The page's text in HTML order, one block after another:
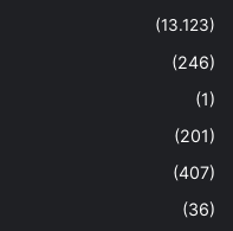
(13.123)
(246)
(1)
(201)
(407)
(36)